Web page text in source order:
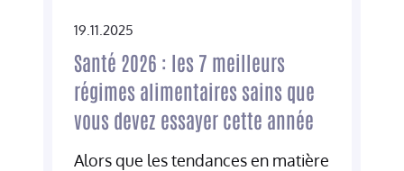
19.11.2025
Santé 2026 : les 7 meilleurs
régimes alimentaires sains que
vous devez essayer cette année
Alors que les tendances en matière